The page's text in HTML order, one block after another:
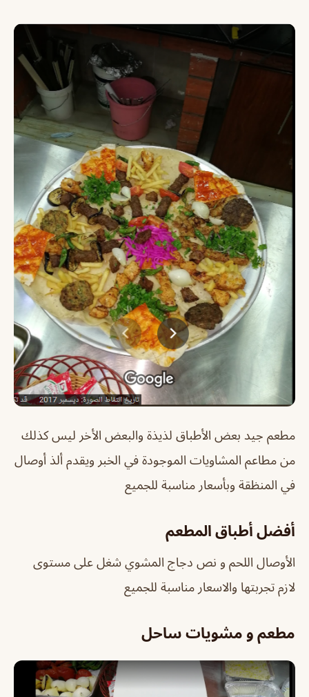
مطعم جيد بعض الأطباق لذيذة والبعض الأخر ليس كذلك
من مطاعم المشاويات الموجودة في الخبر ويقدم ألذ أوصال
في المنظقة وبأسعار مناسبة للجميع
أفضل أطباق المطعم
الأوصال اللحم و نص دجاج المشوي شغل على مستوى
لازم تجربتها والاسعار مناسبة للجميع
مطعم و مشويات ساحل